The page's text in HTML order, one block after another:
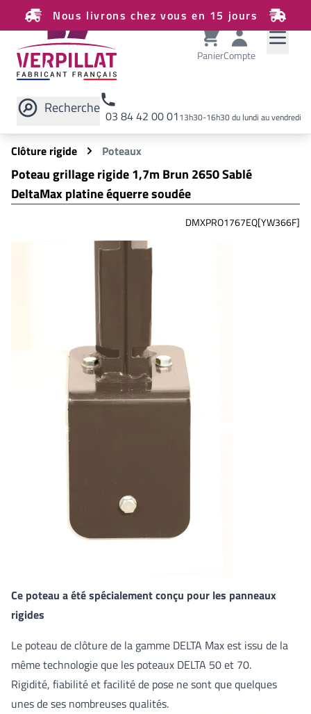
Nous livrons chez vous en 15 jours
PanierCompte
Recherche 03 84 42 00 0113h30-16h30 du lundi au vendredi
Rechercher sur le site
Clôture rigide
Poteaux
Poteau grillage rigide 1,7m Brun 2650 Sablé
DeltaMax platine équerre soudée
DMXPRO1767EQ[YW366F]
Ce poteau a été spécialement conçu pour les panneaux
rigides
Le poteau de clôture de la gamme DELTA Max est issu de la
même technologie que les poteaux DELTA 50 et 70.
Rigidité, fiabilité et facilité de pose ne sont que quelques
unes de ses nombreuses qualités.